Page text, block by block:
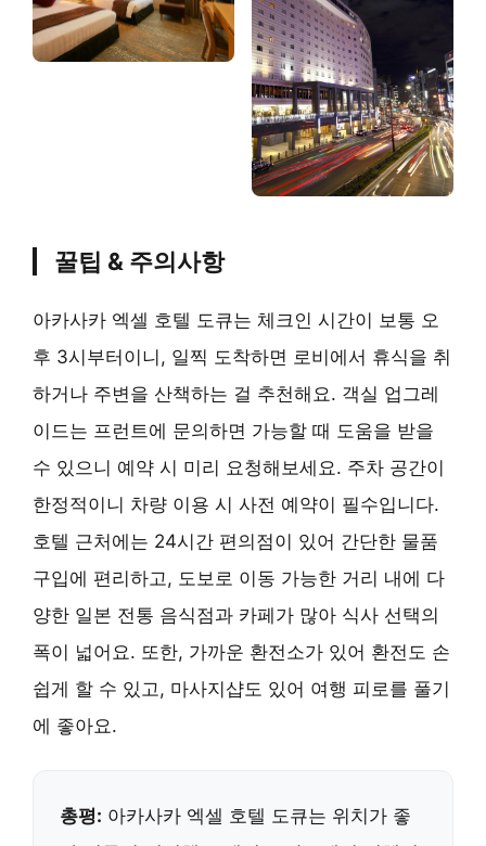
꿀팁 & 주의사항
아카사카 엑셀 호텔 도큐는 체크인 시간이 보통 오
후 3시부터이니, 일찍 도착하면 로비에서 휴식을 취
하거나 주변을 산책하는 걸 추천해요. 객실 업그레
이드는 프런트에 문의하면 가능할 때 도움을 받을
수 있으니 예약 시 미리 요청해보세요. 주차 공간이
한정적이니 차량 이용 시 사전 예약이 필수입니다.
호텔 근처에는 24시간 편의점이 있어 간단한 물품
구입에 편리하고, 도보로 이동 가능한 거리 내에 다
양한 일본 전통 음식점과 카페가 많아 식사 선택의
폭이 넓어요. 또한, 가까운 환전소가 있어 환전도 손
쉽게 할 수 있고, 마사지샵도 있어 여행 피로를 풀기
에 좋아요.
총평: 아카사카 엑셀 호텔 도큐는 위치가 좋